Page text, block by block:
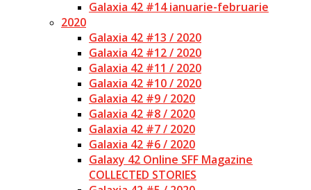
Galaxia 42 #14 ianuarie-februarie
2020
Galaxia 42 #13 / 2020
Galaxia 42 #12 / 2020
Galaxia 42 #11 / 2020
Galaxia 42 #10 / 2020
Galaxia 42 #9 / 2020
Galaxia 42 #8 / 2020
Galaxia 42 #7 / 2020
Galaxia 42 #6 / 2020
Galaxy 42 Online SFF Magazine
COLLECTED STORIES